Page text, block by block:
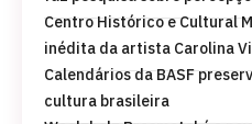
Centro Histórico e Cultural
inédita da artista Carolina
Calendários da BASF
cultura brasileira